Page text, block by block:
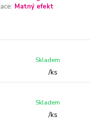
Matný efekt
/ks
Skladem
/ks
Skladem